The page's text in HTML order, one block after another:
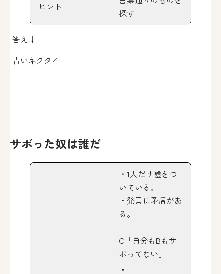
ヒント
探す
答え↓
青いネクタイ
サボった奴は誰だ
・1人だけ嘘をつ
いている。
・発言に矛盾があ
る。
C「自分もBもサ
ボってない」
↓